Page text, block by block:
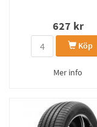
627 kr
Köp
Mer info